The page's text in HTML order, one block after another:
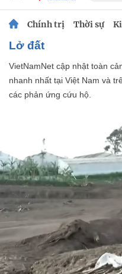
Chính trị Thời sự
lở đất
VietNamNet cập nhật toàn cảnh thông tin, hình ảnh các vụ lở đất
nhanh nhất tại Việt Nam và
các phản ứng cứu hộ.